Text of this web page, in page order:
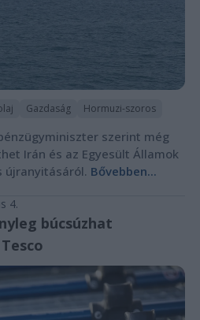
Gazdaság Hormuzi-szoros
szerint még
Irán és az Egyesült Államok
újranyitásáról. Bővebben...
4.
búcsúzhat